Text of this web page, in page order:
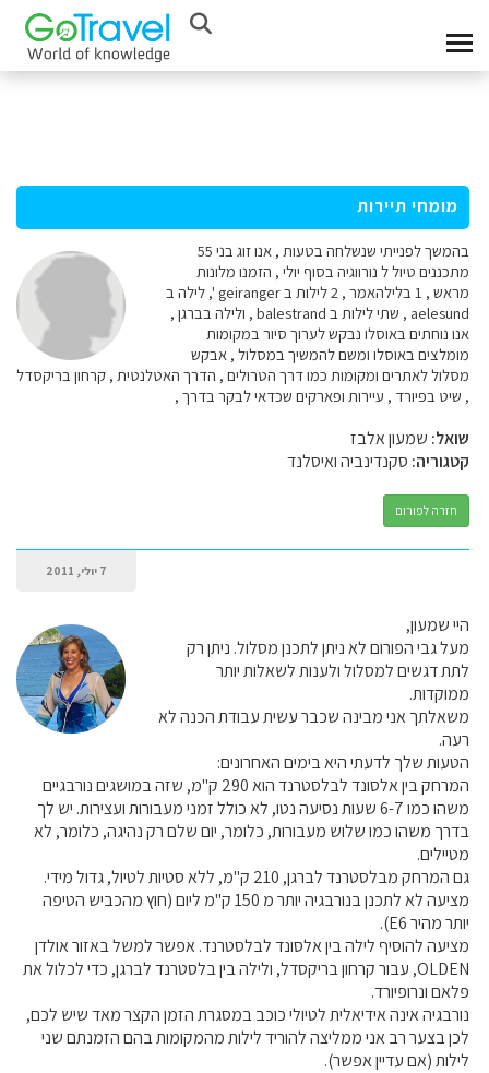
מומחי תיירות
בהמשך לפנייתי שנשלחה בטעות , אנו זוג בני 55
מתכננים טיול ל נורווגיה בסוף יולי , הזמנו מלונות
מראש , 1 בלילהאמר , 2 לילות ב geiranger ', לילה ב
aelesund , שתי לילות ב balestrand , ולילה בברגן ,
אנו נוחתים באוסלו נבקש לערוך סיור במקומות
מומלצים באוסלו ומשם להמשיך במסלול , אבקש
מסלול לאתרים ומקומות כמו דרך הטרולים , הדרך האטלנטית , קרחון בריקסדל
, שיט בפיורד , עיירות ופארקים שכדאי לבקר בדרך ,
שואל: שמעון אלבז
קטגוריה: סקנדינביה ואיסלנד
חזרה לפורום
7 יולי, 2011
היי שמעון,
מעל גבי הפורום לא ניתן לתכנן מסלול. ניתן רק
לתת דגשים למסלול ולענות לשאלות יותר
ממוקדות.
משאלתך אני מבינה שכבר עשית עבודת הכנה לא
רעה.
הטעות שלך לדעתי היא בימים האחרונים:
המרחק בין אלסונד לבלסטרנד הוא 290 ק"מ, שזה במושגים נורבגיים
משהו כמו 6-7 שעות נסיעה נטו, לא כולל זמני מעבורות ועצירות. יש לך
בדרך משהו כמו שלוש מעבורות, כלומר, יום שלם רק נהיגה, כלומר, לא
מטיילים.
גם המרחק מבלסטרנד לברגן, 210 ק"מ, ללא סטיות לטיול, גדול מידי.
מציעה לא לתכנן בנורבגיה יותר מ 150 ק"מ ליום (חוץ מהכביש הטיפה
יותר מהיר E6).
מציעה להוסיף לילה בין אלסונד לבלסטרנד. אפשר למשל באזור אולדן
OLDEN, עבור קרחון בריקסדל, ולילה בין בלסטרנד לברגן, כדי לכלול את
פלאם ונרופיורד.
נורבגיה אינה אידיאלית לטיולי כוכב במסגרת הזמן הקצר מאד שיש לכם,
לכן בצער רב אני ממליצה להוריד לילות מהמקומות בהם הזמנתם שני
לילות (אם עדיין אפשר).